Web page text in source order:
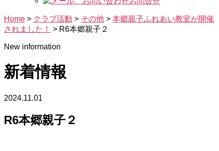
Home > クラブ活動 > その他 > 本郷親子ふれあい教室が開催
されました！
> R6本郷親子２
New information
新着情報
2024.11.01
R6本郷親子２